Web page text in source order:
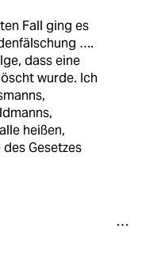
Fall ging es
….
dass eine
wurde. Ich
heißen,
Gesetzes